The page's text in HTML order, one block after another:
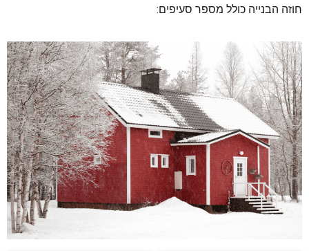
חוזה הבנייה כולל מספר סעיפים: